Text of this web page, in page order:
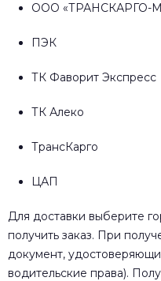
ООО «ТРАНСКАРГО-
ПЭК
ТК Фаворит Экспресс
ТК Алеко
ТрансКарго
ЦАП
Для доставки выберите
получить заказ. При
документ,
водительские права).